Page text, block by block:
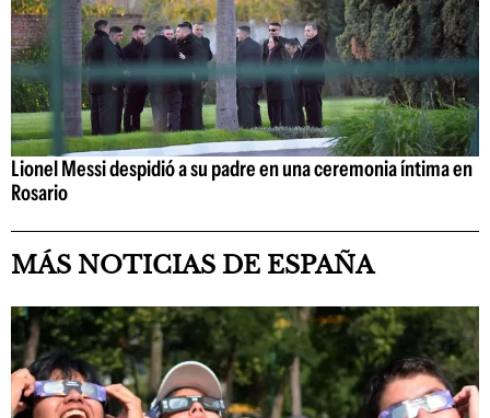
Lionel Messi despidió a su padre en una ceremonia íntima en
Rosario
MÁS NOTICIAS DE ESPAÑA